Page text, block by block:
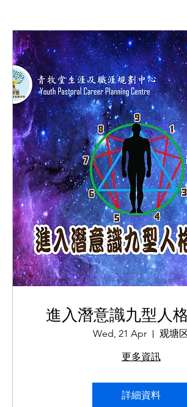
進入潛意識九型人
Wed, 21 Apr
观塘
更多資訊
詳細資料